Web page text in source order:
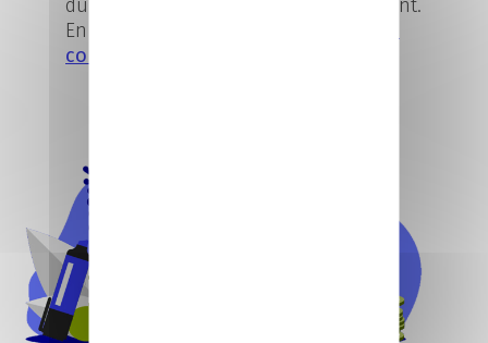
du niveau de qualification de l’alternant.
En savoir plus sur la
contrat de professionnalisation.